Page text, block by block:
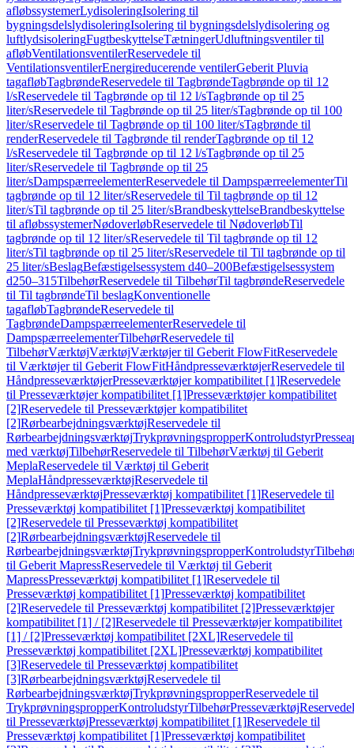
afløbssystemerLydisoleringIsolering til
bygningsdelslydisoleringIsolering til bygningsdelslydisolering og
luftlydsisoleringFugtbeskyttelseTætningerUdluftningsventiler til
afløbVentilationsventilerReservedele til
VentilationsventilerEnergireducerende ventilerGeberit Pluvia
tagafløbTagbrøndeReservedele til TagbrøndeTagbrønde op til 12
l/sReservedele til Tagbrønde op til 12 l/sTagbrønde op til 25
liter/sReservedele til Tagbrønde op til 25 liter/sTagbrønde op til 100
liter/sReservedele til Tagbrønde op til 100 liter/sTagbrønde til
renderReservedele til Tagbrønde til renderTagbrønde op til 12
l/sReservedele til Tagbrønde op til 12 l/sTagbrønde op til 25
liter/sReservedele til Tagbrønde op til 25
liter/sDampspærreelementerReservedele til DampspærreelementerTil
tagbrønde op til 12 liter/sReservedele til Til tagbrønde op til 12
liter/sTil tagbrønde op til 25 liter/sBrandbeskyttelseBrandbeskyttelse
til afløbssystemerNødoverløbReservedele til NødoverløbTil
tagbrønde op til 12 liter/sReservedele til Til tagbrønde op til 12
liter/sTil tagbrønde op til 25 liter/sReservedele til Til tagbrønde op til
25 liter/sBeslagBefæstigelsessystem d40–200Befæstigelsessystem
d250–315TilbehørReservedele til TilbehørTil tagbrøndeReservedele
til Til tagbrøndeTil beslagKonventionelle
tagafløbTagbrøndeReservedele til
TagbrøndeDampspærreelementerReservedele til
DampspærreelementerTilbehørReservedele til
TilbehørVærktøjVærktøjVærktøjer til Geberit FlowFitReservedele
til Værktøjer til Geberit FlowFitHåndpresseværktøjerReservedele til
HåndpresseværktøjerPresseværktøjer kompatibilitet [1]Reservedele
til Presseværktøjer kompatibilitet [1]Presseværktøjer kompatibilitet
[2]Reservedele til Presseværktøjer kompatibilitet
[2]RørbearbejdningsværktøjReservedele til
RørbearbejdningsværktøjTrykprøvningspropperKontroludstyr
med værktøjTilbehørReservedele til TilbehørVærktøj til Geberit
MeplaReservedele til Værktøj til Geberit
MeplaHåndpresseværktøjReservedele til
HåndpresseværktøjPresseværktøj kompatibilitet [1]Reservedele til
Presseværktøj kompatibilitet [1]Presseværktøj kompatibilitet
[2]Reservedele til Presseværktøj kompatibilitet
[2]RørbearbejdningsværktøjReservedele til
RørbearbejdningsværktøjTrykprøvningspropperKontroludstyr
til Geberit MapressReservedele til Værktøj til Geberit
MapressPresseværktøj kompatibilitet [1]Reservedele til
Presseværktøj kompatibilitet [1]Presseværktøj kompatibilitet
[2]Reservedele til Presseværktøj kompatibilitet [2]Presseværktøjer
kompatibilitet [1] / [2]Reservedele til Presseværktøjer kompatibilitet
[1] / [2]Presseværktøj kompatibilitet [2XL]Reservedele til
Presseværktøj kompatibilitet [2XL]Presseværktøj kompatibilitet
[3]Reservedele til Presseværktøj kompatibilitet
[3]RørbearbejdningsværktøjReservedele til
RørbearbejdningsværktøjTrykprøvningspropperReservedele til
TrykprøvningspropperKontroludstyrTilbehørPresseværktøj
til PresseværktøjPresseværktøj kompatibilitet [1]Reservedele til
Presseværktøj kompatibilitet [1]Presseværktøj kompatibilitet